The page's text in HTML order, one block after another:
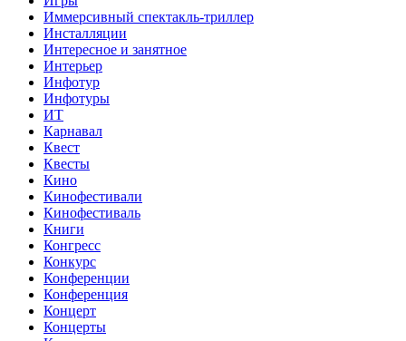
Иммерсивный спектакль-триллер
Инсталляции
Интересное и занятное
Интерьер
Инфотур
Инфотуры
ИТ
Карнавал
Квест
Квесты
Кино
Кинофестивали
Кинофестиваль
Книги
Конгресс
Конкурс
Конференции
Конференция
Концерт
Концерты